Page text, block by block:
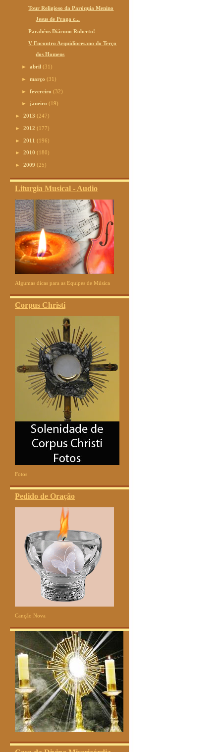
Tour Religioso da Paróquia Menino
Jesus de Praga c...
Parabéns Diácono Roberto!
V Encontro Arquidiocesano do Terço
dos Homens
►abril(31)
►março(31)
►fevereiro(32)
► janeiro(19)
► 2013 (247)
► 2012 (177)
► 2011 (196)
► 2010 (180)
► 2009 (25)
Liturgia Musical - Audio
Algumas dicas para as Equipes de Música
Corpus Christi
Fotos
Pedido de Oração
Canção Nova